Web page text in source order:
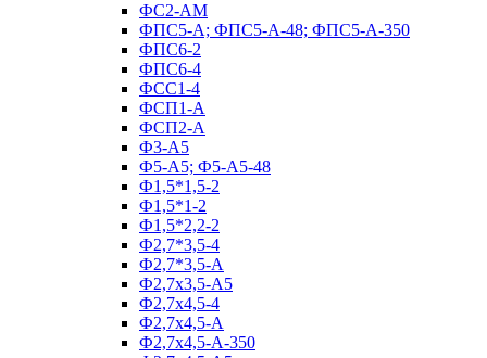
ФС2-АМ
ФПС5-А; ФПС5-А-48; ФПС5-А-350
ФПС6-2
ФПС6-4
ФСС1-4
ФСП1-А
ФСП2-А
Ф3-А5
Ф5-А5; Ф5-А5-48
Ф1,5*1,5-2
Ф1,5*1-2
Ф1,5*2,2-2
Ф2,7*3,5-4
Ф2,7*3,5-А
Ф2,7х3,5-А5
Ф2,7х4,5-4
Ф2,7х4,5-А
Ф2,7х4,5-А-350